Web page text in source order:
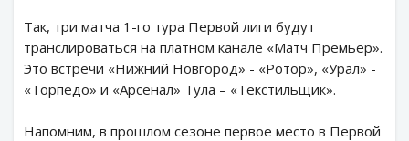
Так, три матча 1-го тура Первой лиги будут
транслироваться на платном канале «Матч Премьер».
Это встречи «Нижний Новгород» - «Ротор», «Урал» -
«Торпедо» и «Арсенал» Тула – «Текстильщик».
Напомним, в прошлом сезоне первое место в Первой